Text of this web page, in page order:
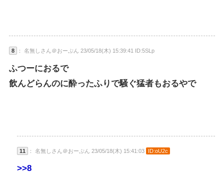
8 ： 名無しさん＠おーぷん 23/05/18(木) 15:39:41 ID:5SLp
ふつーにおるで
飲んどらんのに酔ったふりで騒ぐ猛者もおるやで
11 ： 名無しさん＠おーぷん 23/05/18(木) 15:41:03 ID:oU2c
>>8